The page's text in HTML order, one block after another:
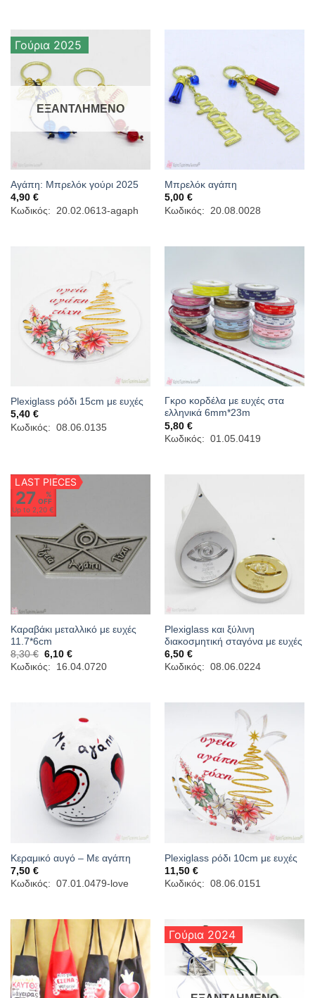
Γούρια 2025
ΕΞΑΝΤΛΗΜΈΝΟ
Αγάπη: Μπρελόκ γούρι 2025
4,90 €
Κωδικός: 20.02.0613-agaph
Μπρελόκ αγάπη
5,00 €
Κωδικός: 20.08.0028
Plexiglass ρόδι 15cm με ευχές
5,40 €
Κωδικός: 08.06.0135
Γκρο κορδέλα με ευχές στα
ελληνικά 6mm*23m
5,80 €
Κωδικός: 01.05.0419
LAST PIECES
27
%
OFF
Up to 2,20 €
Καραβάκι μεταλλικό με ευχές
11.7*6cm
8,30€ Original
price
was:
6,10 €Η
τρέχουσα
τιμή
Κωδικός: 16.04.0720
Plexiglass και ξύλινη
διακοσμητική σταγόνα με ευχές
6,50 €
Κωδικός: 08.06.0224
Κεραμικό αυγό – Με αγάπη
7,50 €
Κωδικός: 07.01.0479-love
Plexiglass ρόδι 10cm με ευχές
11,50 €
Κωδικός: 08.06.0151
Γούρια 2024